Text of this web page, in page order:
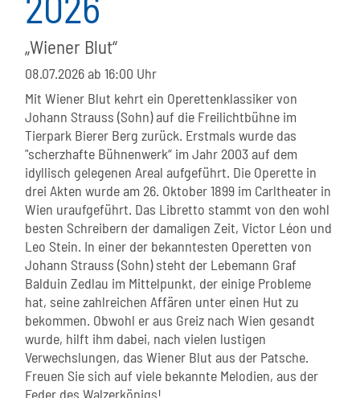
„Wiener Blut“
08.07.2026ab 16:00 Uhr
Mit Wiener Blut kehrt ein Operettenklassiker von
Johann Strauss (Sohn) auf die Freilichtbühne im
Tierpark Bierer Berg zurück. Erstmals wurde das
"scherzhafte Bühnenwerk“ im Jahr 2003 auf dem
idyllisch gelegenen Areal aufgeführt. Die Operette in
drei Akten wurde am 26. Oktober 1899 im Carltheater in
Wien uraufgeführt. Das Libretto stammt von den wohl
besten Schreibern der damaligen Zeit, Victor Léon und
Leo Stein. In einer der bekanntesten Operetten von
Johann Strauss (Sohn) steht der Lebemann Graf
Balduin Zedlau im Mittelpunkt, der einige Probleme
hat, seine zahlreichen Affären unter einen Hut zu
bekommen. Obwohl er aus Greiz nach Wien gesandt
wurde, hilft ihm dabei, nach vielen lustigen
Verwechslungen, das Wiener Blut aus der Patsche.
Freuen Sie sich auf viele bekannte Melodien, aus der
Feder des Walzerkönigs!